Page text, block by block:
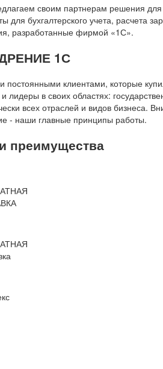
своим партнерам решения для
для бухгалтерского учета, расчета
разработанные фирмой «1С».
1С
постоянными клиентами, которые
и лидеры в своих областях:
всех отраслей и видов бизнеса.
- наши главные принципы работы.
преимущества